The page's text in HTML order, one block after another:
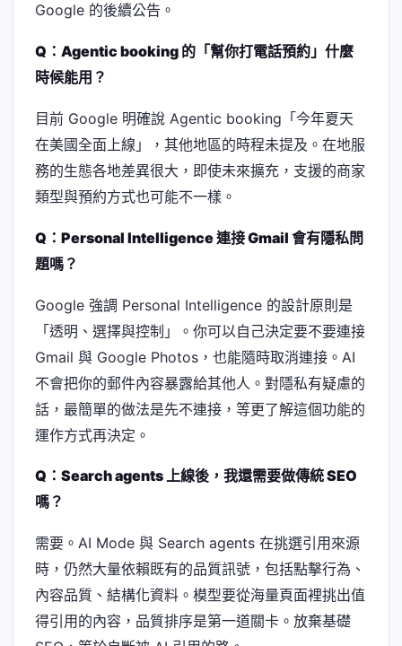
Google 的後續公告。
Q：Agentic booking 的「幫你打電話預約」什麼
時候能用？
目前 Google 明確說 Agentic booking「今年夏天
在美國全面上線」，其他地區的時程未提及。在地服
務的生態各地差異很大，即使未來擴充，支援的商家
類型與預約方式也可能不一樣。
Q：Personal Intelligence 連接 Gmail 會有隱私問
題嗎？
Google 強調 Personal Intelligence 的設計原則是
「透明、選擇與控制」。你可以自己決定要不要連接
Gmail 與 Google Photos，也能隨時取消連接。AI
不會把你的郵件內容暴露給其他人。對隱私有疑慮的
話，最簡單的做法是先不連接，等更了解這個功能的
運作方式再決定。
Q：Search agents 上線後，我還需要做傳統 SEO
嗎？
需要。AI Mode 與 Search agents 在挑選引用來源
時，仍然大量依賴既有的品質訊號，包括點擊行為、
內容品質、結構化資料。模型要從海量頁面裡挑出值
得引用的內容，品質排序是第一道關卡。放棄基礎